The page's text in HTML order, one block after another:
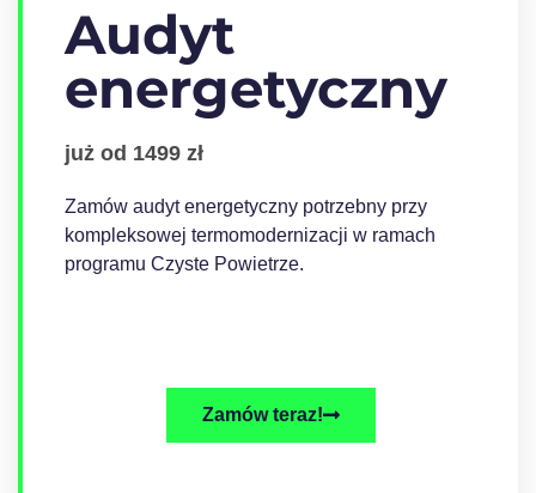
Audyt
energetyczny
już od 1499 zł
Zamów audyt energetyczny potrzebny przy
kompleksowej termomodernizacji w ramach
programu Czyste Powietrze.
Zamów teraz!